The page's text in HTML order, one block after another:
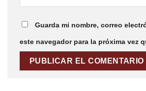
Guarda mi nombre, correo
este navegador para la próxima vez